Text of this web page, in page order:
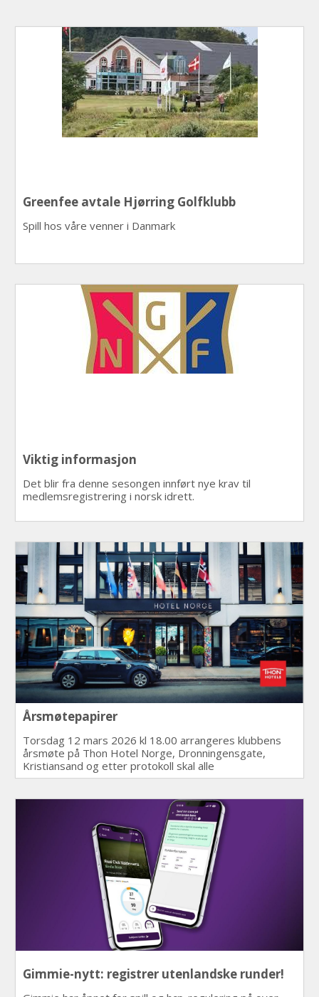
Greenfee avtale Hjørring Golfklubb
Spill hos våre venner i Danmark
Viktig informasjon
Det blir fra denne sesongen innført nye krav til
medlemsregistrering i norsk idrett.
Årsmøtepapirer
Torsdag 12 mars 2026 kl 18.00 arrangeres klubbens
årsmøte på Thon Hotel Norge, Dronningensgate,
Kristiansand og etter protokoll skal alle
årsmøtepapirene publiseres senest 1 uke i
Gimmie-nytt: registrer utenlandske runder!